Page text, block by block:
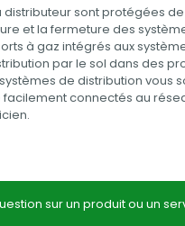
distributeur sont protégées
et la fermeture des
à gaz intégrés aux
par le sol dans des
de distribution vous
connectés au
sur un produit ou un